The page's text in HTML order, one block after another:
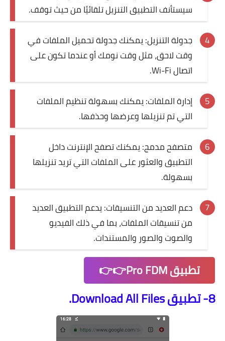
سيستأنف التطبيق التنزيل تلقائيًا من حيث توقف.
جدولة التنزيل: يمكنك جدولة تحميل الملفات في
وقت لاحق، مثل وقت نومك أو عندما تكون على
اتصال Wi-Fi.
إدارة الملفات: يمكنك بسهولة تنظيم الملفات
التي تم تنزيلها وعرضها وحذفها.
متصفح مدمج: يمكنك تصفح الإنترنت داخل
التطبيق والعثور على الملفات التي تريد تنزيلها
بسهولة.
دعم العديد من التنسيقات: يدعم التطبيق العديد
من تنسيقات الملفات، بما في ذلك الفيديو
والصوت والصور والمستندات.
تطبيق Pro FDM👉👉
8- تطبيق Download All Files.